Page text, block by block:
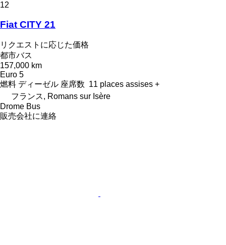
12
Fiat CITY 21
リクエストに応じた価格
都市バス
157,000 km
Euro 5
燃料 ディーゼル 座席数 11 places assises +
フランス, Romans sur Isère
Drome Bus
販売会社に連絡